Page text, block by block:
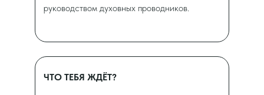
руководством духовных проводников.
ЧТО ТЕБЯ ЖДЁТ?